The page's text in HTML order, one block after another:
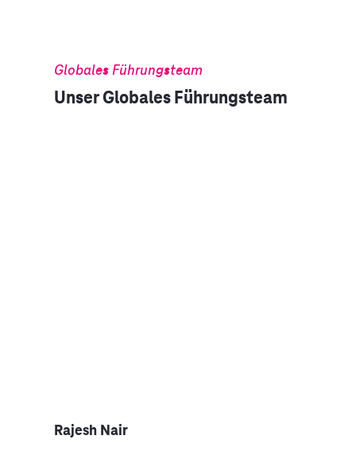
Globales Führungsteam
Unser Globales Führungsteam
Rajesh Nair